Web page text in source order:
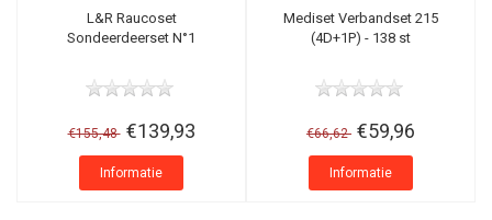
L&R Raucoset
Sondeerdeerset N°1
€155,48 €139,93
Informatie
Mediset Verbandset 215
(4D+1P) - 138 st
€66,62 €59,96
Informatie